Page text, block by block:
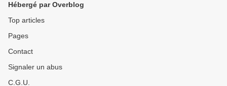
Hébergé par Overblog
Top articles
Pages
Contact
Signaler un abus
C.G.U.